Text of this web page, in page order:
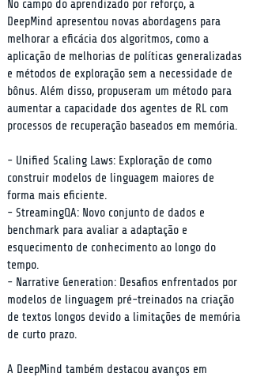
No campo do aprendizado por reforço, a
DeepMind apresentou novas abordagens para
melhorar a eficácia dos algoritmos, como a
aplicação de melhorias de políticas generalizadas
e métodos de exploração sem a necessidade de
bônus. Além disso, propuseram um método para
aumentar a capacidade dos agentes de RL com
processos de recuperação baseados em memória.
- Unified Scaling Laws: Exploração de como
construir modelos de linguagem maiores de
forma mais eficiente.
- StreamingQA: Novo conjunto de dados e
benchmark para avaliar a adaptação e
esquecimento de conhecimento ao longo do
tempo.
- Narrative Generation: Desafios enfrentados por
modelos de linguagem pré-treinados na criação
de textos longos devido a limitações de memória
de curto prazo.
A DeepMind também destacou avanços em